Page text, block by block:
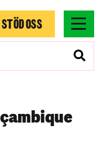
STÖD OSS